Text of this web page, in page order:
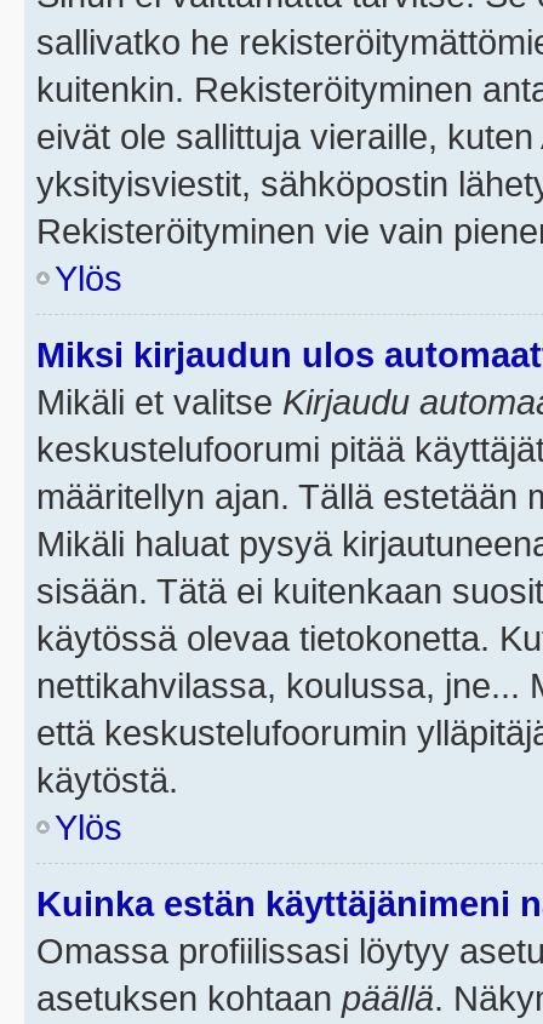
sallivatko he
kuitenkin. Rekisteröityminen
eivät ole sallittuja vieraille,
yksityisviestit, sähköpostin
Rekisteröityminen vie vain
Ylös
Miksi kirjaudun ulos
Mikäli et valitse Kirjaudu
keskustelufoorumi pitää
määritellyn ajan. Tällä estetään
Mikäli haluat pysyä
sisään. Tätä ei kuitenkaan
käytössä olevaa tietokonetta.
nettikahvilassa, koulussa, jne...
että keskustelufoorumin
käytöstä.
Ylös
Kuinka estän käyttäjänimeni
Omassa profiilissasi löytyy
asetuksen kohtaan päällä.